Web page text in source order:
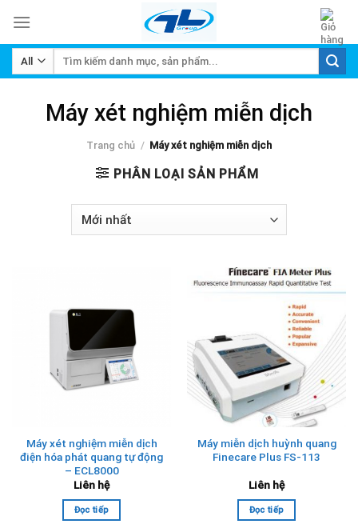
content
Tìm
Máy xét nghiệm miễn dịch
Trang chủ / Máy xét nghiệm miễn dịch
PHÂN LOẠI SẢN PHẨM
Máy xét nghiệm miễn dịch
điện hóa phát quang tự động
– ECL8000
Liên hệ
Đọc tiếp
Máy miễn dịch huỳnh quang
Finecare Plus FS-113
Liên hệ
Đọc tiếp